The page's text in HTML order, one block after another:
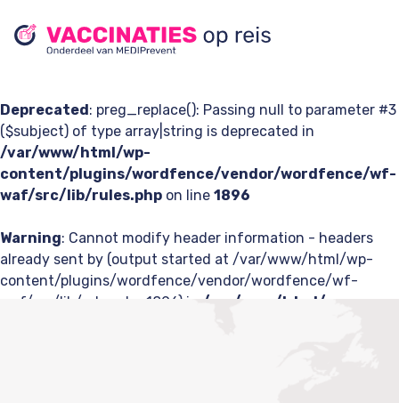
Deprecated: preg_replace(): Passing null to parameter #3
($subject) of type array|string is deprecated in
/var/www/html/wp-
content/plugins/wordfence/vendor/wordfence/wf-
waf/src/lib/rules.php on line 1896
Warning: Cannot modify header information - headers
already sent by (output started at /var/www/html/wp-
content/plugins/wordfence/vendor/wordfence/wf-
waf/src/lib/rules.php:1896) in
/var/www/html/wp-